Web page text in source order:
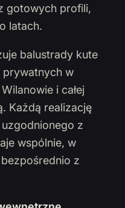
gotowych profili,
latach.
balustrady kute
prywatnych w
i całej
Każdą realizację
z
wspólnie, w
z